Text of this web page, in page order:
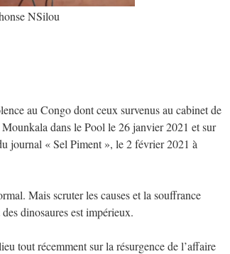
NSilou
au Congo dont ceux survenus au cabinet de
dans le Pool le 26 janvier 2021 et sur
journal « Sel Piment », le 2 février 2021 à
Mais scruter les causes et la souffrance
dinosaures est impérieux.
tout récemment sur la résurgence de l’affaire